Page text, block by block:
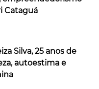
Cataguá
Silva, 25 anos de
autoestima e